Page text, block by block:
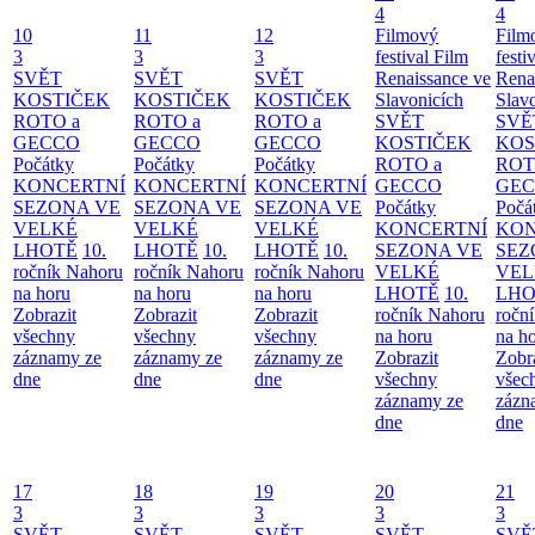
10
3
SVĚT
KOSTIČEK
ROTO a
GECCO
Počátky
KONCERTNÍ
SEZONA VE
VELKÉ
LHOTĚ 10.
ročník Nahoru
na horu
Zobrazit
všechny
záznamy ze
dne
11
3
SVĚT
KOSTIČEK
ROTO a
GECCO
Počátky
KONCERTNÍ
SEZONA VE
VELKÉ
LHOTĚ 10.
ročník Nahoru
na horu
Zobrazit
všechny
záznamy ze
dne
12
3
SVĚT
KOSTIČEK
ROTO a
GECCO
Počátky
KONCERTNÍ
SEZONA VE
VELKÉ
LHOTĚ 10.
ročník Nahoru
na horu
Zobrazit
všechny
záznamy ze
dne
4
Filmový
festival Film
Renaissance ve
Slavonicích
SVĚT
KOSTIČEK
ROTO a
GECCO
Počátky
KONCERTNÍ
SEZONA VE
VELKÉ
LHOTĚ 10.
ročník Nahoru
na horu
Zobrazit
všechny
záznamy ze
dne
4
na
dne
17
3
18
3
19
3
20
3
21
3